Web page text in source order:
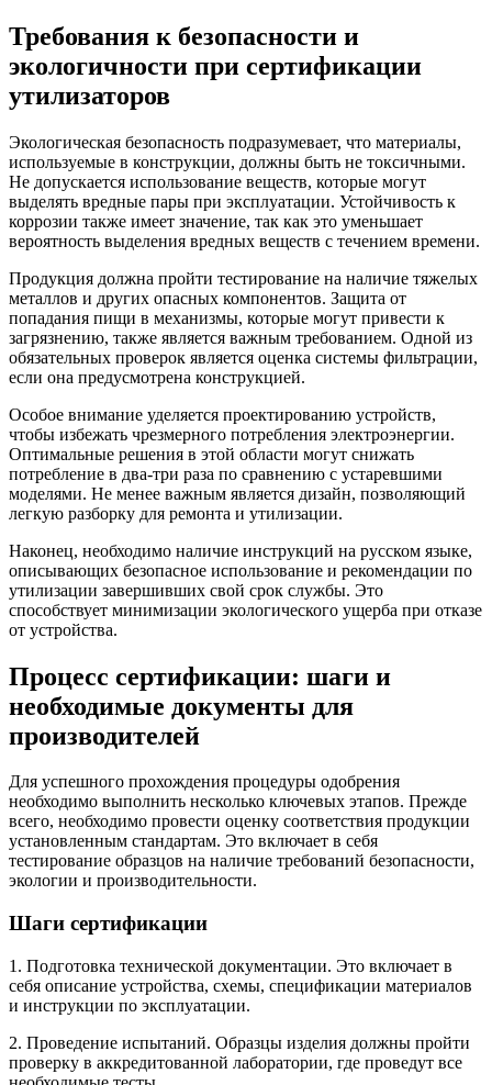
Требования к безопасности и
экологичности при сертификации
утилизаторов
Экологическая безопасность подразумевает, что материалы,
используемые в конструкции, должны быть не токсичными.
Не допускается использование веществ, которые могут
выделять вредные пары при эксплуатации. Устойчивость к
коррозии также имеет значение, так как это уменьшает
вероятность выделения вредных веществ с течением времени.
Продукция должна пройти тестирование на наличие тяжелых
металлов и других опасных компонентов. Защита от
попадания пищи в механизмы, которые могут привести к
загрязнению, также является важным требованием. Одной из
обязательных проверок является оценка системы фильтрации,
если она предусмотрена конструкцией.
Особое внимание уделяется проектированию устройств,
чтобы избежать чрезмерного потребления электроэнергии.
Оптимальные решения в этой области могут снижать
потребление в два-три раза по сравнению с устаревшими
моделями. Не менее важным является дизайн, позволяющий
легкую разборку для ремонта и утилизации.
Наконец, необходимо наличие инструкций на русском языке,
описывающих безопасное использование и рекомендации по
утилизации завершивших свой срок службы. Это
способствует минимизации экологического ущерба при отказе
от устройства.
Процесс сертификации: шаги и
необходимые документы для
производителей
Для успешного прохождения процедуры одобрения
необходимо выполнить несколько ключевых этапов. Прежде
всего, необходимо провести оценку соответствия продукции
установленным стандартам. Это включает в себя
тестирование образцов на наличие требований безопасности,
экологии и производительности.
Шаги сертификации
1. Подготовка технической документации. Это включает в
себя описание устройства, схемы, спецификации материалов
и инструкции по эксплуатации.
2. Проведение испытаний. Образцы изделия должны пройти
проверку в аккредитованной лаборатории, где проведут все